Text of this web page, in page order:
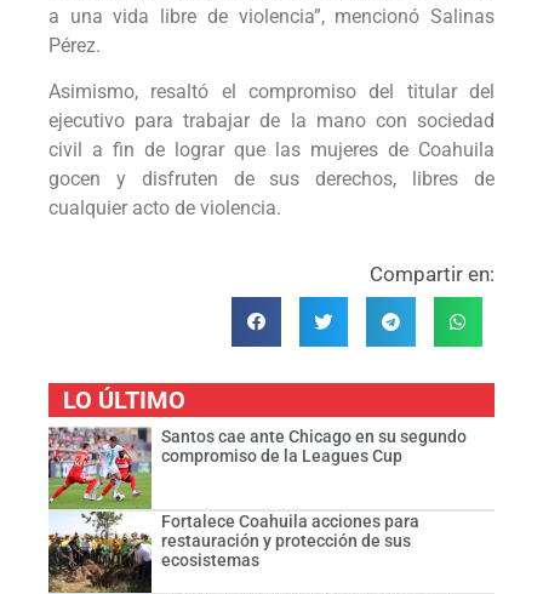
a una vida libre de violencia”, mencionó Salinas
Pérez.
Asimismo, resaltó el compromiso del titular del
ejecutivo para trabajar de la mano con sociedad
civil a fin de lograr que las mujeres de Coahuila
gocen y disfruten de sus derechos, libres de
cualquier acto de violencia.
Compartir en:
LO ÚLTIMO
Santos cae ante Chicago en su segundo
compromiso de la Leagues Cup
Fortalece Coahuila acciones para
restauración y protección de sus
ecosistemas